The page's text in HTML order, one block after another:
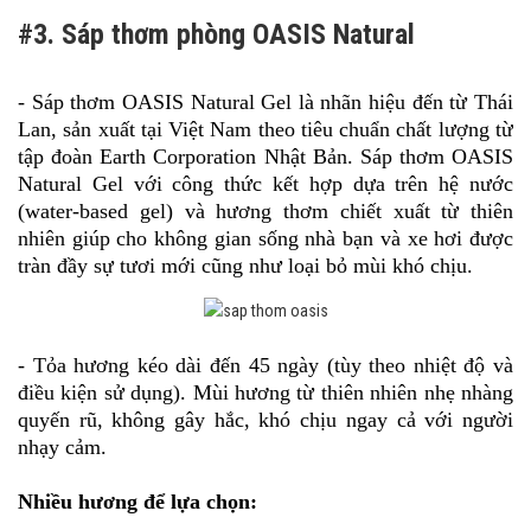
#3. Sáp thơm phòng OASIS Natural
- Sáp thơm OASIS Natural Gel là nhãn hiệu đến từ Thái
Lan, sản xuất tại Việt Nam theo tiêu chuẩn chất lượng từ
tập đoàn Earth Corporation Nhật Bản. Sáp thơm OASIS
Natural Gel với công thức kết hợp dựa trên hệ nước
(water-based gel) và hương thơm chiết xuất từ thiên
nhiên giúp cho không gian sống nhà bạn và xe hơi được
tràn đầy sự tươi mới cũng như loại bỏ mùi khó chịu.
- Tỏa hương kéo dài đến 45 ngày (tùy theo nhiệt độ và
điều kiện sử dụng). Mùi hương từ thiên nhiên nhẹ nhàng
quyến rũ, không gây hắc, khó chịu ngay cả với người
nhạy cảm.
Nhiều hương để lựa chọn: